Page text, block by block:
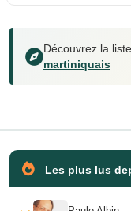
Découvrez la
martiniquais
Les plus lus